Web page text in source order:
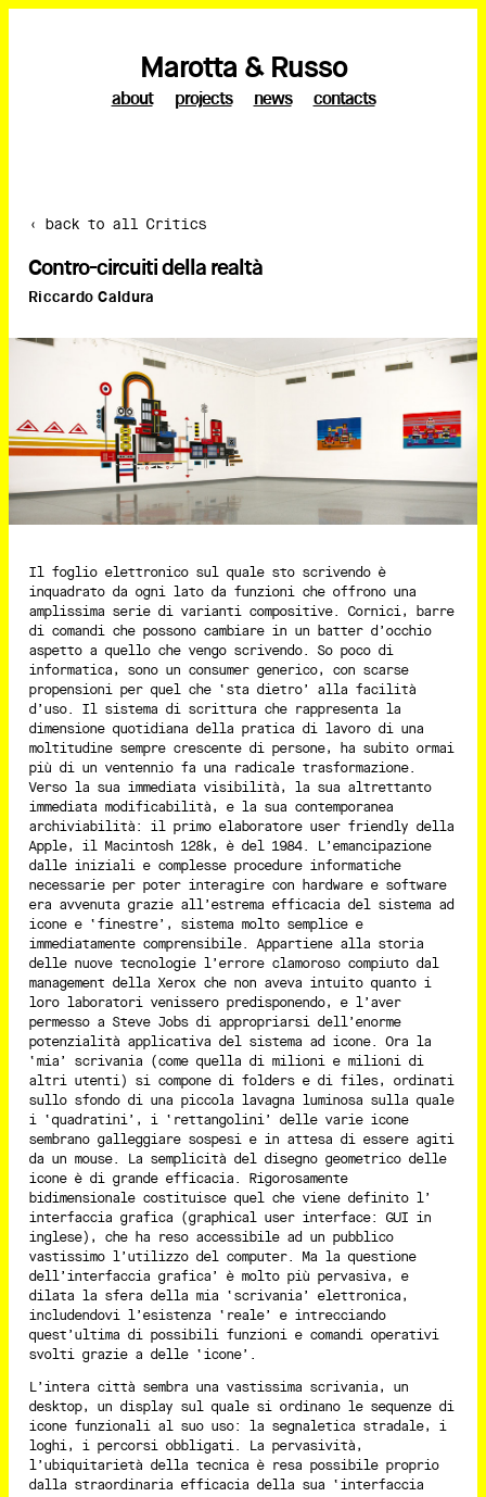
Marotta & Russo
about projects news contacts
‹ back to all Critics
Contro-circuiti della realtà
Riccardo Caldura
Il foglio elettronico sul quale sto scrivendo è
inquadrato da ogni lato da funzioni che offrono una
amplissima serie di varianti compositive. Cornici, barre
di comandi che possono cambiare in un batter d’occhio
aspetto a quello che vengo scrivendo. So poco di
informatica, sono un consumer generico, con scarse
propensioni per quel che ‘sta dietro’ alla facilità
d’uso. Il sistema di scrittura che rappresenta la
dimensione quotidiana della pratica di lavoro di una
moltitudine sempre crescente di persone, ha subito ormai
più di un ventennio fa una radicale trasformazione.
Verso la sua immediata visibilità, la sua altrettanto
immediata modificabilità, e la sua contemporanea
archiviabilità: il primo elaboratore user friendly della
Apple, il Macintosh 128k, è del 1984. L’emancipazione
dalle iniziali e complesse procedure informatiche
necessarie per poter interagire con hardware e software
era avvenuta grazie all’estrema efficacia del sistema ad
icone e ‘finestre’, sistema molto semplice e
immediatamente comprensibile. Appartiene alla storia
delle nuove tecnologie l’errore clamoroso compiuto dal
management della Xerox che non aveva intuito quanto i
loro laboratori venissero predisponendo, e l’aver
permesso a Steve Jobs di appropriarsi dell’enorme
potenzialità applicativa del sistema ad icone. Ora la
‘mia’ scrivania (come quella di milioni e milioni di
altri utenti) si compone di folders e di files, ordinati
sullo sfondo di una piccola lavagna luminosa sulla quale
i ‘quadratini’, i ‘rettangolini’ delle varie icone
sembrano galleggiare sospesi e in attesa di essere agiti
da un mouse. La semplicità del disegno geometrico delle
icone è di grande efficacia. Rigorosamente
bidimensionale costituisce quel che viene definito l’
interfaccia grafica (graphical user interface: GUI in
inglese), che ha reso accessibile ad un pubblico
vastissimo l’utilizzo del computer. Ma la questione
dell’interfaccia grafica’ è molto più pervasiva, e
dilata la sfera della mia ‘scrivania’ elettronica,
includendovi l’esistenza ‘reale’ e intrecciando
quest’ultima di possibili funzioni e comandi operativi
svolti grazie a delle ‘icone’.
L’intera città sembra una vastissima scrivania, un
desktop, un display sul quale si ordinano le sequenze di
icone funzionali al suo uso: la segnaletica stradale, i
loghi, i percorsi obbligati. La pervasività,
l’ubiquitarietà della tecnica è resa possibile proprio
dalla straordinaria efficacia della sua ‘interfaccia